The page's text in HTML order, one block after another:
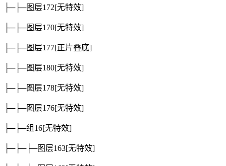
├─├─图层172[无特效]
├─├─图层170[无特效]
├─├─图层177[正片叠底]
├─├─图层180[无特效]
├─├─图层178[无特效]
├─├─图层176[无特效]
├─├─组16[无特效]
├─├─├─图层163[无特效]